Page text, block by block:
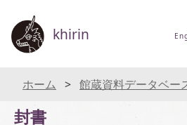
khirin
ホーム 館蔵資料データベー
封書